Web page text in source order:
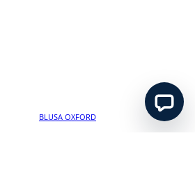
BLUSA OXFORD